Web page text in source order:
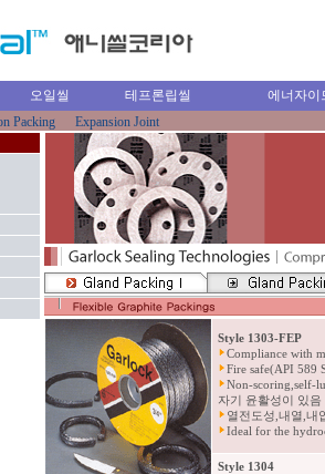
오일씰 테프론립씰
에너자이
Packing Expansion Joint
Style 1303-FEP
Compliance with
Fire safe(API 589
Non-scoring,self-
자기 윤활성이 있음
열전도성,내열,내
Ideal for the
Style 1304